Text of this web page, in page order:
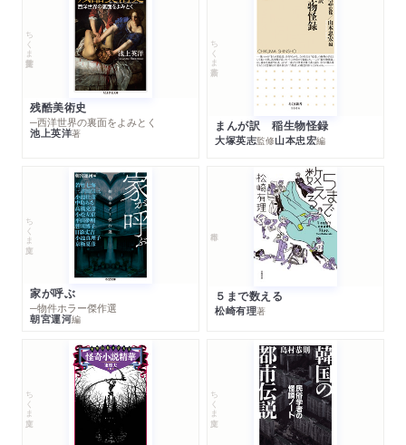
ちくま学芸文庫
残酷美術史
─西洋世界の裏面をよみとく
池上英洋著
ちくま新書
まんが訳 稲生物怪録
大塚英志監修山本忠宏編
ちくま文庫
家が呼ぶ
─物件ホラー傑作選
朝宮運河編
５まで数える
松崎有理著
ちくま文庫 ちくま文庫